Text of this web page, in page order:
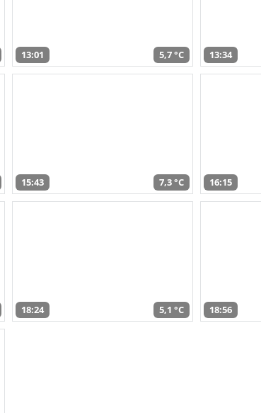
13:01 5,7 °C 13:34
15:43 7,3 °C 16:15
18:24 5,1 °C 18:56